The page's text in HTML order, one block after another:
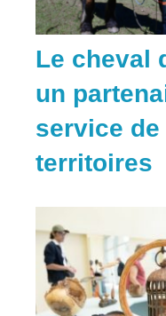
Le cheval
un
service de
territoires